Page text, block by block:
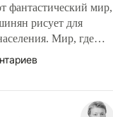
фантастический мир,
рисует для
Мир, где
все должны
где его
оплачиваться за